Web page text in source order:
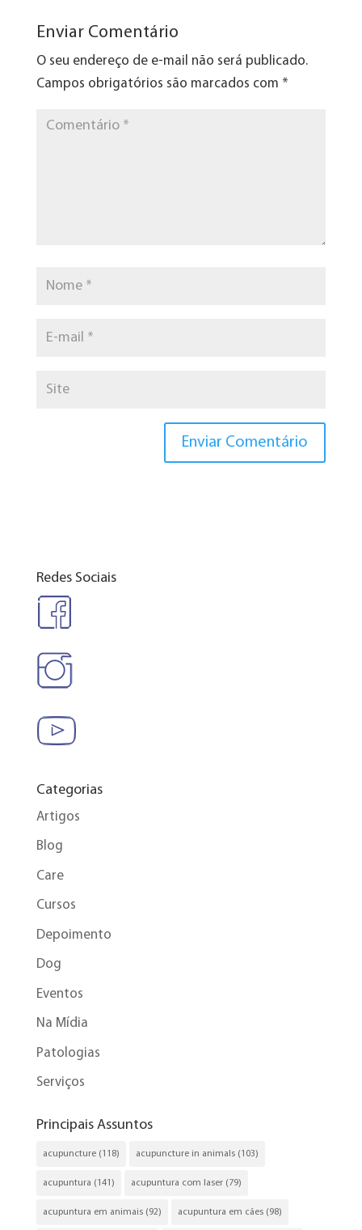
Enviar Comentário
O seu endereço de e-mail não será publicado.
Campos obrigatórios são marcados com *
Redes Sociais
Categorias
Artigos
Blog
Care
Cursos
Depoimento
Dog
Eventos
Na Mídia
Patologias
Serviços
Principais Assuntos
acupuncture(118) acupuncture in animals(103)
acupuntura (141) acupuntura com laser(79)
acupuntura em animais(92) acupuntura em cães(98)